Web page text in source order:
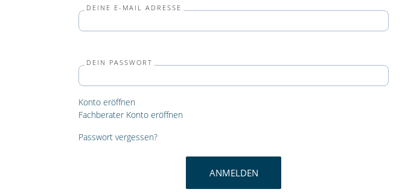
DEINE E-MAIL ADRESSE
DEIN PASSWORT
Konto eröffnen
Fachberater Konto eröffnen
Passwort vergessen?
ANMELDEN